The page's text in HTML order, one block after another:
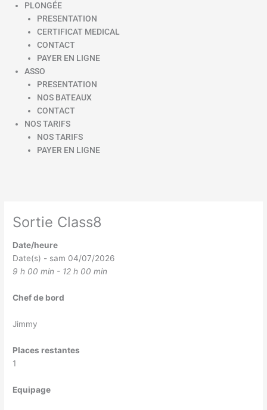
PLONGÉE
PRESENTATION
CERTIFICAT MEDICAL
CONTACT
PAYER EN LIGNE
ASSO
PRESENTATION
NOS BATEAUX
CONTACT
NOS TARIFS
NOS TARIFS
PAYER EN LIGNE
Sortie Class8
Date/heure
Date(s) - sam 04/07/2026
9 h 00 min - 12 h 00 min
Chef de bord
Jimmy
Places restantes
1
Equipage